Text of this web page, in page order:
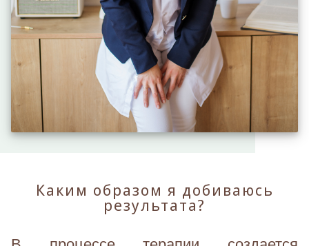
Каким образом я добиваюсь
результата?